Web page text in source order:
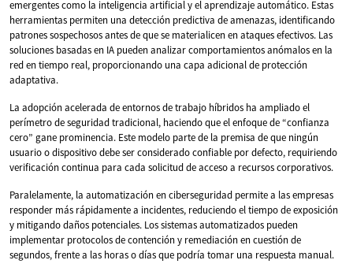
emergentes como la inteligencia artificial y el aprendizaje automático. Estas
herramientas permiten una detección predictiva de amenazas, identificando
patrones sospechosos antes de que se materialicen en ataques efectivos. Las
soluciones basadas en IA pueden analizar comportamientos anómalos en la
red en tiempo real, proporcionando una capa adicional de protección
adaptativa.
La adopción acelerada de entornos de trabajo híbridos ha ampliado el
perímetro de seguridad tradicional, haciendo que el enfoque de “confianza
cero” gane prominencia. Este modelo parte de la premisa de que ningún
usuario o dispositivo debe ser considerado confiable por defecto, requiriendo
verificación continua para cada solicitud de acceso a recursos corporativos.
Paralelamente, la automatización en ciberseguridad permite a las empresas
responder más rápidamente a incidentes, reduciendo el tiempo de exposición
y mitigando daños potenciales. Los sistemas automatizados pueden
implementar protocolos de contención y remediación en cuestión de
segundos, frente a las horas o días que podría tomar una respuesta manual.